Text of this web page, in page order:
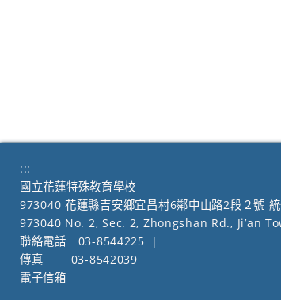
:::
國立花蓮特殊教育學校
973040 花蓮縣吉安鄉宜昌村6鄰中山路2段２號
973040 No. 2, Sec. 2, Zhongshan Rd., Ji’an
聯絡電話
03-8544225
|
傳真
03-8542039
電子信箱